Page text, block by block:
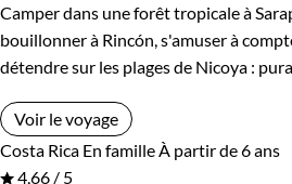
Camper dans une forêt tropicale à
bouillonner à Rincón, s'amuser à
détendre sur les plages de Nicoya :
Voir le voyage
Costa Rica En famille À partir de 6 ans
4,66 / 5